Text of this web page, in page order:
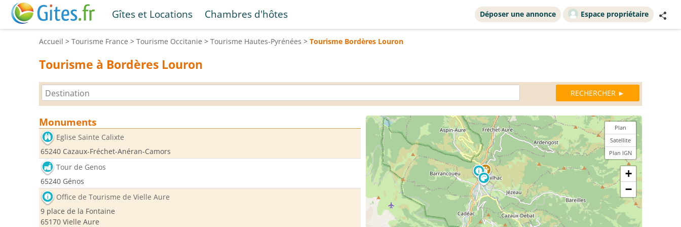
Gîtes et Locations Chambres d'hôtes Déposer une annonce Espace propriétaire
Accueil > Tourisme France > Tourisme Occitanie > Tourisme Hautes-Pyrénées > Tourisme Bordères Louron
Tourisme à Bordères Louron
Monuments
Eglise Sainte Calixte
65240 Cazaux-Fréchet-Anéran-Camors
Tour de Genos
65240 Génos
Office de Tourisme de Vielle Aure
9 place de la Fontaine
65170 Vielle Aure
Plan
Satellite
Plan IGN
+
−